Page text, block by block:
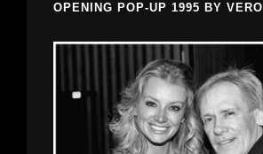
OPENING POP-UP 1995 BY VERO